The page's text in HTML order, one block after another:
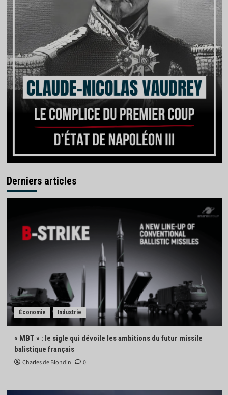
Derniers articles
Économie Industrie
« MBT » : le sigle qui dévoile les ambitions du futur missile
balistique français
Charles de Blondin 0